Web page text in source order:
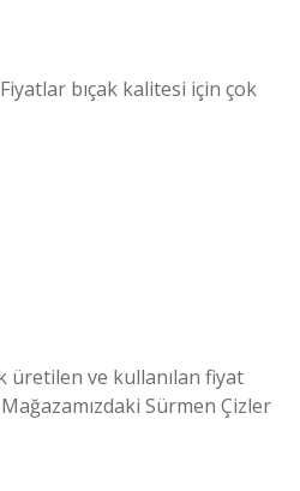
bıçak kalitesi için çok
üretilen ve kullanılan fiyat
Sürmen Çizler